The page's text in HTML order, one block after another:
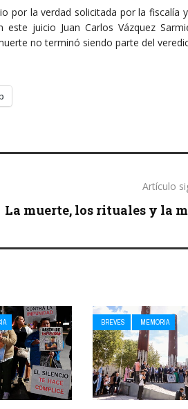
por la verdad solicitada por la fiscalía
juicio Juan Carlos Vázquez
no terminó siendo parte del
Artículo
La muerte, los rituales y la
BREVES MEMORIA